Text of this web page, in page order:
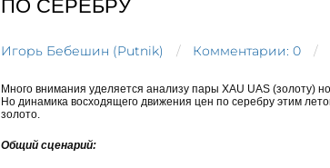
ПО СЕРЕБРУ
Игорь Бебешин (Putnik) Комментарии: 0
Много внимания уделяется анализу пары XAU UAS (золоту)
Но динамика восходящего движения цен по серебру этим
золото.
Общий сценарий: